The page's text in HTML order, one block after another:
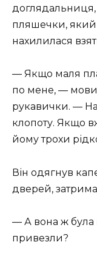
доглядальниця,
пляшечки,
нахилилася
— Якщо маля
по мене, —
рукавички. —
клопоту. Якщо
йому трохи
Він одягнув
дверей,
— А вона ж була
привезли?